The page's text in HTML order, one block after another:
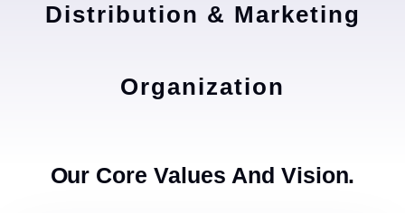
Distribution & Marketing
Organization
Our Core Values And Vision.